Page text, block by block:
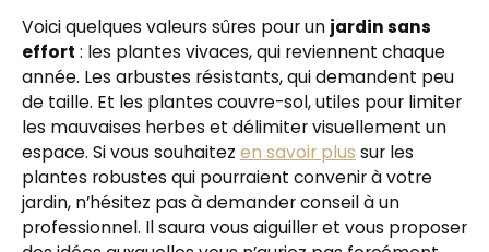
Voici quelques valeurs sûres pour un jardin sans
effort : les plantes vivaces, qui reviennent chaque
année. Les arbustes résistants, qui demandent peu
de taille. Et les plantes couvre-sol, utiles pour limiter
les mauvaises herbes et délimiter visuellement un
espace. Si vous souhaitez en savoir plus sur les
plantes robustes qui pourraient convenir à votre
jardin, n’hésitez pas à demander conseil à un
professionnel. Il saura vous aiguiller et vous proposer